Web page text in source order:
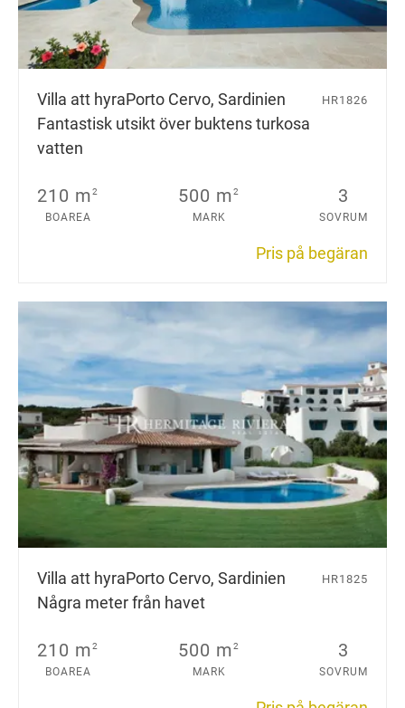
Villa att hyraPorto Cervo, Sardinien
Fantastisk utsikt över buktens turkosa
vatten
HR1826
210 m2
BOAREA
500 m2
MARK
3
SOVRUM
Pris på begäran
Villa att hyraPorto Cervo, Sardinien
Några meter från havet
HR1825
210 m2
BOAREA
500 m2
MARK
3
SOVRUM